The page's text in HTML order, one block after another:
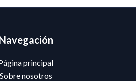
Navegación
principal
Sobre nosotros